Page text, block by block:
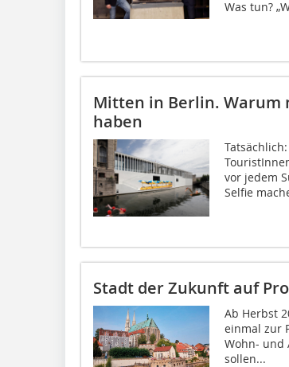
Was tun?
Mitten in Berlin. Warum
haben
vor jedem
Selfie
Stadt der Zukunft auf
Ab Herbst
einmal zur
Wohn- und
sollen...